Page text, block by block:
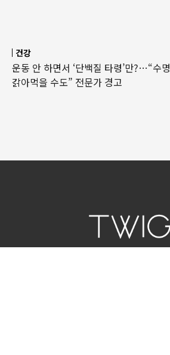
건강
운동 안 하면서 ‘단백질 타령’만?…“수명
갉아먹을 수도” 전문가 경고